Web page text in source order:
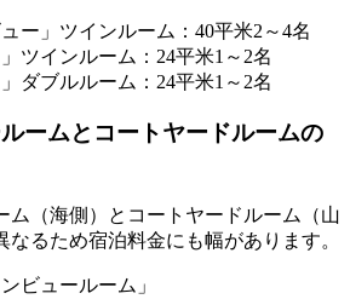
ュー」ツインルーム：40平米2～4名
ツインルーム：24平米1～2名
ダブルルーム：24平米1～2名
ームとコートヤードルームの
ム（海側）とコートヤードルーム（山
るため宿泊料金にも幅があります。
ビュールーム」